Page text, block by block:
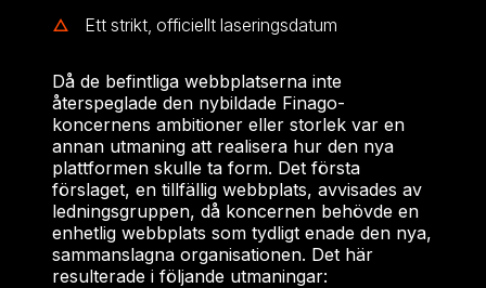
Ett strikt, officiellt laseringsdatum
Då de befintliga webbplatserna inte
återspeglade den nybildade Finago-
koncernens ambitioner eller storlek var en
annan utmaning att realisera hur den nya
plattformen skulle ta form. Det första
förslaget, en tillfällig webbplats, avvisades av
ledningsgruppen, då koncernen behövde en
enhetlig webbplats som tydligt enade den nya,
sammanslagna organisationen. Det här
resulterade i följande utmaningar: